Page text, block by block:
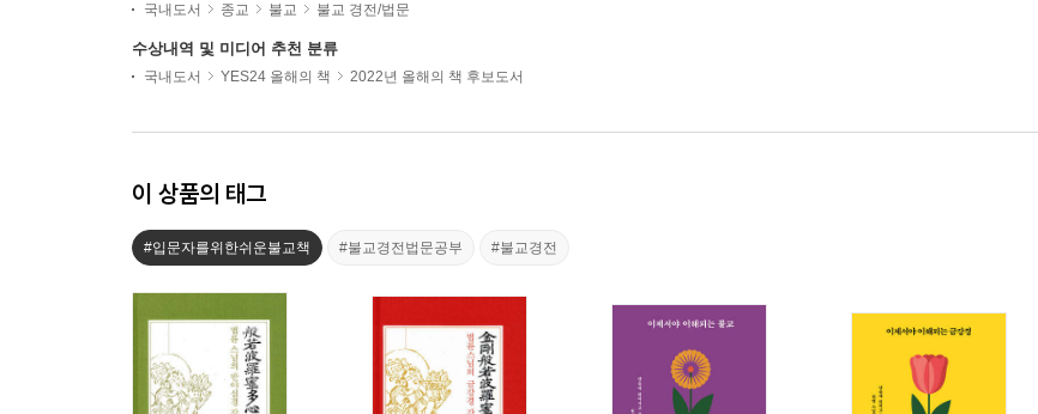
국내도서 종교 불교 불교 경전/법문
수상내역 및 미디어 추천 분류
국내도서 YES24 올해의 책 2022년 올해의 책 후보도서
이 상품의 태그
#입문자를위한쉬운불교책 #불교경전법문공부 #불교경전